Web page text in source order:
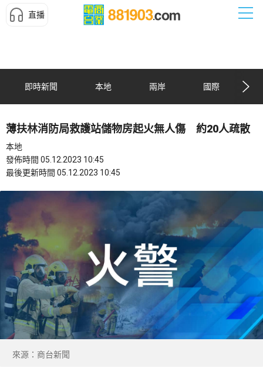
直播
即時新聞 本地 兩岸 國際
薄扶林消防局救護站儲物房起火無人傷 約20人疏散
本地
發佈時間 05.12.2023 10:45
最後更新時間 05.12.2023 10:45
來源：商台新聞